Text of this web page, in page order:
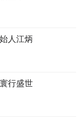
人江炳
行盛世